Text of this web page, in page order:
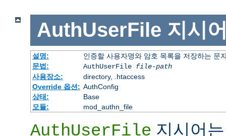
AuthUserFile 지시
설명:
인증할 사용자명와 암호 목록을 저장하는 문
문법:
AuthUserFile file-path
사용장소:
directory, .htaccess
Override 옵션: AuthConfig
상태:
Base
모듈:
mod_authn_file
AuthUserFile 지시어